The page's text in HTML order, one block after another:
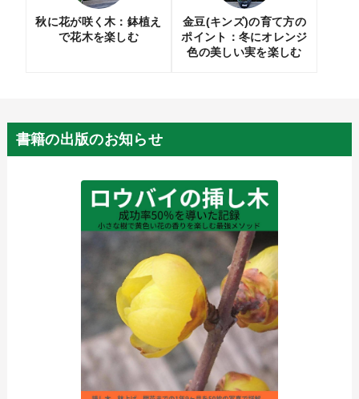
秋に花が咲く木：鉢植え
で花木を楽しむ
金豆(キンズ)の育て方の
ポイント：冬にオレンジ
色の美しい実を楽しむ
書籍の出版のお知らせ